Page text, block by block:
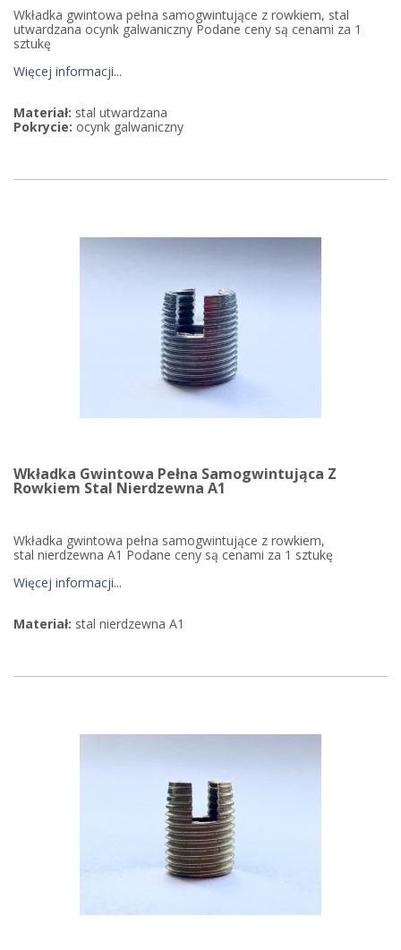
Wkładka gwintowa pełna samogwintujące z rowkiem, stal
utwardzana ocynk galwaniczny Podane ceny są cenami za 1
sztukę
Więcej informacji...
Materiał: stal utwardzana
Pokrycie: ocynk galwaniczny
Wkładka Gwintowa Pełna Samogwintująca Z
Rowkiem Stal Nierdzewna A1
Wkładka gwintowa pełna samogwintujące z rowkiem,
stal nierdzewna A1 Podane ceny są cenami za 1 sztukę
Więcej informacji...
Materiał: stal nierdzewna A1